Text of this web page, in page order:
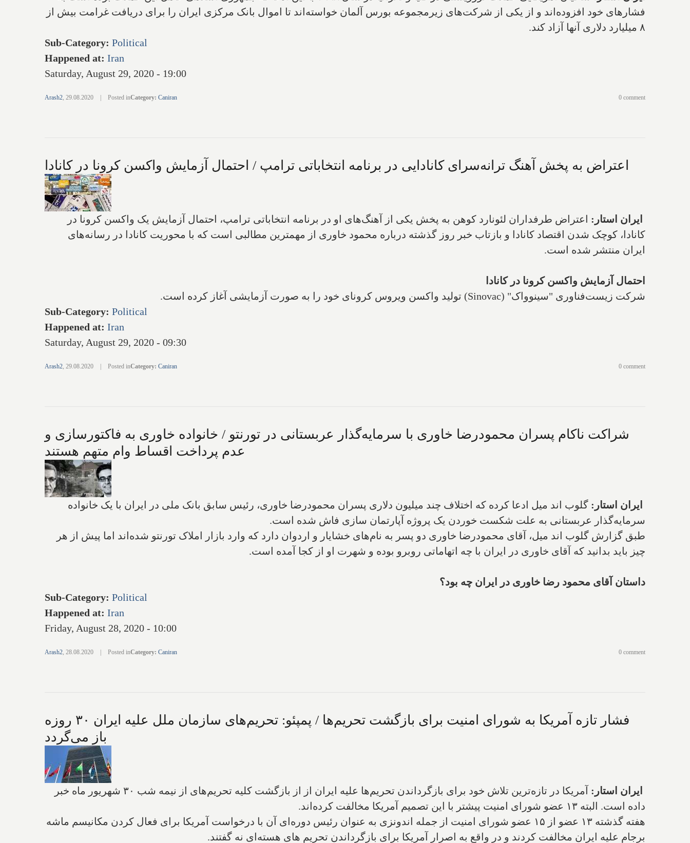
فشارهای خود افزوده‌اند و از یکی از شرکت‌های زیرمجموعه بورس آلمان خواسته‌اند تا اموال بانک مرکزی ایران را برای دریافت غرامت بیش از
۸ میلیارد دلاری آنها آزاد کند.
Sub-Category: Political
Happened at: Iran
Saturday, August 29, 2020 - 19:00
Arash2, 29.08.2020 Posted inCategory: Caniran 0 comment
اعتراض به پخش آهنگ ترانه‌سرای کانادایی در برنامه انتخاباتی ترامپ / احتمال آزمایش واکسن کرونا در کانادا
ایران استار: اعتراض طرفداران لئونارد کوهن به پخش یکی از آهنگ‌های او در برنامه انتخاباتی ترامپ، احتمال آزمایش یک واکسن کرونا در
کانادا، کوچک شدن اقتصاد کانادا و بازتاب خبر روز گذشته درباره محمود خاوری از مهمترین مطالبی است که با محوریت کانادا در رسانه‌های
ایران منتشر شده است.
احتمال آزمایش واکسن کرونا در کانادا
شرکت زیست‌فناوری "سینوواک" (Sinovac) تولید واکسن ویروس کرونای خود را به صورت آزمایشی آغاز کرده است.
Sub-Category: Political
Happened at: Iran
Saturday, August 29, 2020 - 09:30
Arash2, 29.08.2020 Posted inCategory: Caniran 0 comment
شراکت ناکام پسران محمودرضا خاوری با سرمایه‌گذار عربستانی در تورنتو / خانواده خاوری به فاکتورسازی و
عدم پرداخت اقساط وام متهم هستند
ایران استار: گلوب اند میل ادعا کرده که اختلاف چند میلیون دلاری پسران محمودرضا خاوری، رئیس سابق بانک ملی در ایران با یک خانواده
سرمایه‌گذار عربستانی به علت شکست خوردن یک پروژه آپارتمان سازی فاش شده است.
طبق گزارش گلوب اند میل، آقای محمودرضا خاوری دو پسر به نام‌های خشایار و اردوان دارد که وارد بازار املاک تورنتو شده‌اند اما پیش از هر
چیز باید بدانید که آقای خاوری در ایران با چه اتهاماتی روبرو بوده و شهرت او از کجا آمده است.
داستان آقای محمود رضا خاوری در ایران چه بود؟
Sub-Category: Political
Happened at: Iran
Friday, August 28, 2020 - 10:00
Arash2, 28.08.2020 Posted inCategory: Caniran 0 comment
فشار تازه آمریکا به شورای امنیت برای بازگشت تحریم‌ها / پمپئو: تحریم‌های سازمان ملل علیه ایران ۳۰ روزه
باز می‌گردد
ایران استار:
آمریکا در تازه‌ترین تلاش خود برای بازگرداندن تحریم‌ها علیه ایران از از بازگشت کلیه تحریم‌های از نیمه شب ۳۰ شهریور ماه خبر
داده است. البته ۱۳ عضو شورای امنیت پیشتر با این تصمیم آمریکا مخالفت کرده‌اند.
هفته گذشته ۱۳ عضو از ۱۵ عضو شورای امنیت از جمله اندونزی به عنوان رئیس دوره‌ای آن با درخواست آمریکا برای فعال کردن مکانیسم ماشه
برجام علیه ایران مخالفت کردند و در واقع به اصرار آمریکا برای بازگرداندن تحریم های هسته‌ای نه گفتند.